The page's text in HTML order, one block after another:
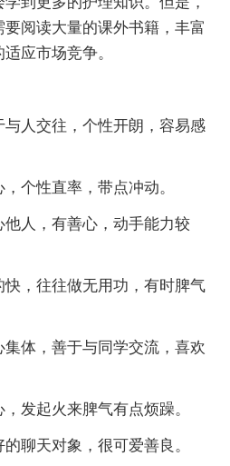
阅读大量的课外书籍，丰富
应市场竞争。
与人交往，个性开朗，容易感
个性直率，带点冲动。
人，有善心，动手能力较
，往往做无用功，有时脾气
体，善于与同学交流，喜欢
发起火来脾气有点烦躁。
聊天对象，很可爱善良。